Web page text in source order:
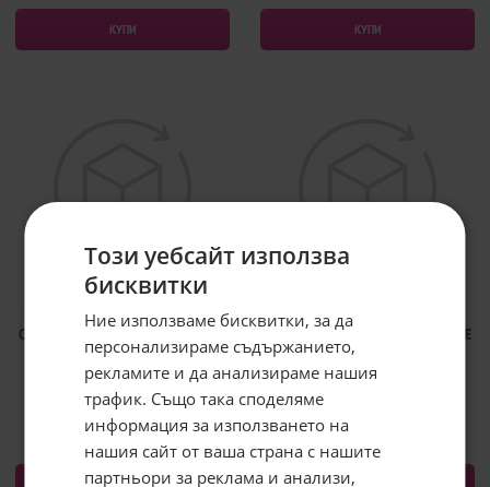
КУПИ КУПИ
COLGATE ПАСТА ЗА ЗЪБИ MAX FRESH
COOLING CRYSTALS CLEAN MINT
100МЛ
2.58€ / 5.05лв.
КУПИ
ASTERA ЧЕТКА ЗА ЗЪБИ FLEX ACTIVE
1.38€ 2.70
КУПИ
Този уебсайт използва
бисквитки
Ние използваме бисквитки, за да
персонализираме съдържанието,
рекламите и да анализираме нашия
трафик. Също така споделяме
информация за използването на
нашия сайт от ваша страна с нашите
партньори за реклама и анализи,
Абонирайте се за бюлетина и
грабнете-5%отстъпка!